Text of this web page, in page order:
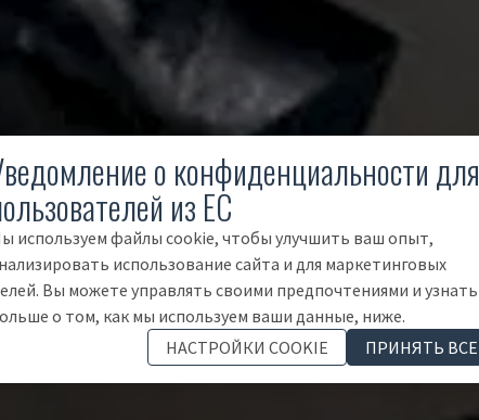
о конфиденциальности для
из ЕС
используем файлы cookie, чтобы улучшить ваш опыт,
использование сайта и для маркетинговых
Вы можете управлять своими предпочтениями и узнать
о том, как мы используем ваши данные, ниже.
НАСТРОЙКИ COOKIE
ПРИНЯТЬ ВСЕ